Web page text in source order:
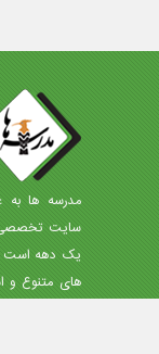
مدرسه ها به
سایت تخصصی
یک دهه است
های متنوع و